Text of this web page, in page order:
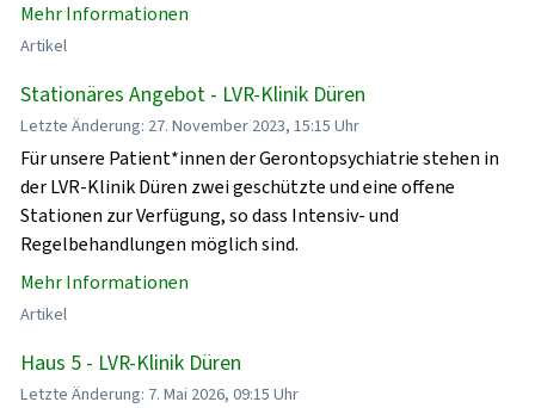
Mehr Informationen
Artikel
Stationäres Angebot - LVR-Klinik Düren
Letzte Änderung: 27. November 2023, 15:15 Uhr
Für unsere Patient*innen der Gerontopsychiatrie stehen in
der LVR-Klinik Düren zwei geschützte und eine offene
Stationen zur Verfügung, so dass Intensiv- und
Regelbehandlungen möglich sind.
Mehr Informationen
Artikel
Haus 5 - LVR-Klinik Düren
Letzte Änderung: 7. Mai 2026, 09:15 Uhr